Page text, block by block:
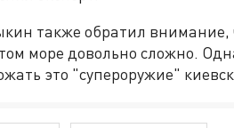
также обратил внимание,
море довольно сложно.
это "супероружие"